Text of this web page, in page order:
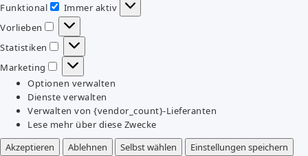
Funktional
Funktional
Immer aktiv
Vorlieben
Vorlieben
Statistiken
Statistiken
Marketing
Marketing
Optionen verwalten
Dienste verwalten
Verwalten von {vendor_count}-Lieferanten
Lese mehr über diese Zwecke
Akzeptieren
Ablehnen Selbst wählen
Einstellungen speichern